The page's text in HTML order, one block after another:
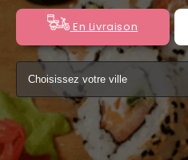
NOTRE RESTAURANT
VOS AVIS
MENTIONS LÉGALES
C.G.V
En Livraison